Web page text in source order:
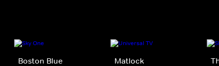
Boston Blue Matlock